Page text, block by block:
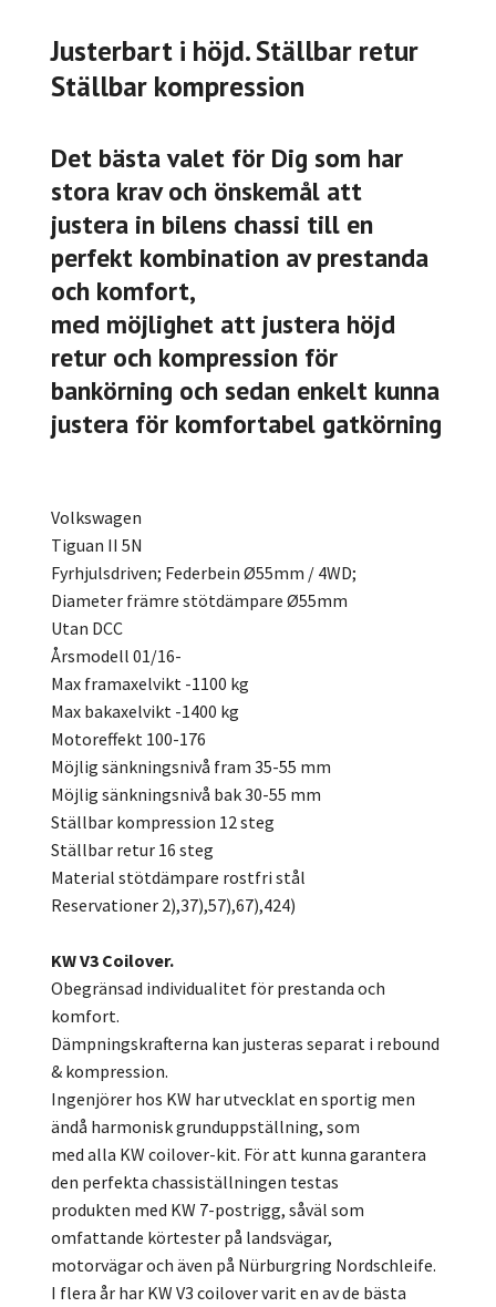
Justerbart i höjd. Ställbar retur
Ställbar kompression
Det bästa valet för Dig som har
stora krav och önskemål att
justera in bilens chassi till en
perfekt kombination av prestanda
och komfort,
med möjlighet att justera höjd
retur och kompression för
bankörning och sedan enkelt kunna
justera för komfortabel gatkörning
Volkswagen
Tiguan II 5N
Fyrhjulsdriven; Federbein Ø55mm / 4WD;
Diameter främre stötdämpare Ø55mm
Utan DCC
Årsmodell 01/16-
Max framaxelvikt -1100 kg
Max bakaxelvikt -1400 kg
Motoreffekt 100-176
Möjlig sänkningsnivå fram 35-55 mm
Möjlig sänkningsnivå bak 30-55 mm
Ställbar kompression 12 steg
Ställbar retur 16 steg
Material stötdämpare rostfri stål
Reservationer 2),37),57),67),424)
KW V3 Coilover.
Obegränsad individualitet för prestanda och
komfort.
Dämpningskrafterna kan justeras separat i rebound
& kompression.
Ingenjörer hos KW har utvecklat en sportig men
ändå harmonisk grunduppställning, som
med alla KW coilover-kit. För att kunna garantera
den perfekta chassiställningen testas
produkten med KW 7-postrigg, såväl som
omfattande körtester på landsvägar,
motorvägar och även på Nürburgring Nordschleife.
I flera år har KW V3 coilover varit en av de bästa